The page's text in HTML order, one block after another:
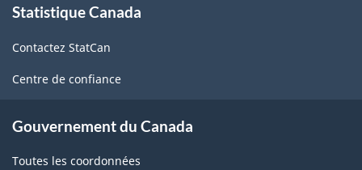
propos
ce
site
Statistique Canada
Contactez StatCan
Centre de confiance
Gouvernement du Canada
Toutes les coordonnées